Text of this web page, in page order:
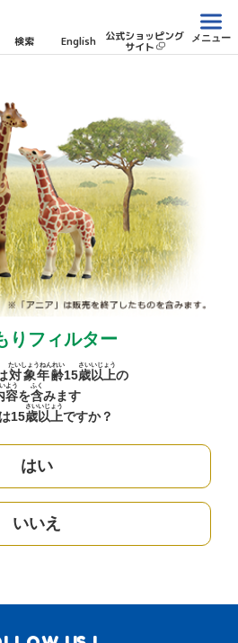
検索 English 公式ショッピング
サイト
メニュー
りフィルター
対象年齢
たいしょうねんれい
15歳
さい
以上
いじょう
の
容
よう
を含
ふく
みます
15歳
さい
以上
いじょう
ですか？
はい
いいえ